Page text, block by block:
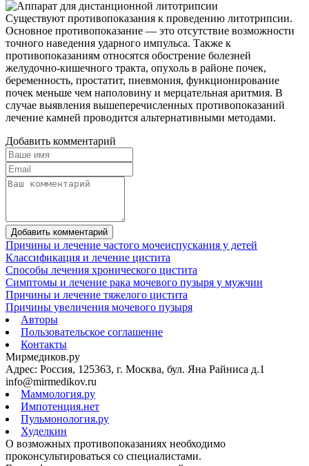
Существуют противопоказания к проведению литотрипсии.
Основное противопоказание — это отсутствие возможности
точного наведения ударного импульса. Также к
противопоказаниям относятся обострение болезней
желудочно-кишечного тракта, опухоль в районе почек,
беременность, простатит, пневмония, функционирование
почек меньше чем наполовину и мерцательная аритмия. В
случае выявления вышеперечисленных противопоказаний
лечение камней проводится альтернативными методами.
Добавить комментарий
Добавить комментарий
Причины и лечение частого мочеиспускания у детей
Классификация и лечение цистита
Способы лечения хронического цистита
Симптомы и лечение рака мочевого пузыря у мужчин
Причины и лечение тяжелого цистита
Причины увеличения мочевого пузыря
Авторы
Пользовательское соглашение
Контакты
Мирмедиков.ру
Адрес: Россия, 125363, г. Москва, бул. Яна Райниса д.1
info@mirmedikov.ru
Маммология.ру
Импотенция.нет
Пульмонология.ру
Худелкин
О возможных противопоказаниях необходимо
проконсультироваться со специалистами.